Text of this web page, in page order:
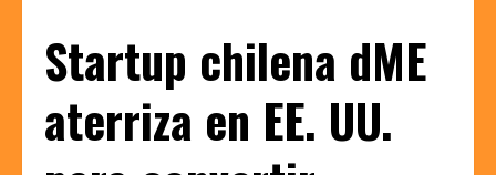
Startup chilena dME
aterriza en EE. UU.